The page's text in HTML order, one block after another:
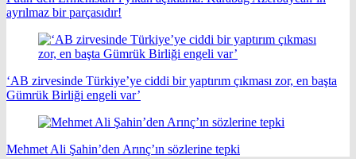
ayrılmaz bir parçasıdır!
‘AB zirvesinde Türkiye’ye ciddi bir yaptırım çıkması zor, en başta
Gümrük Birliği engeli var’
Mehmet Ali Şahin’den Arınç’ın sözlerine tepki